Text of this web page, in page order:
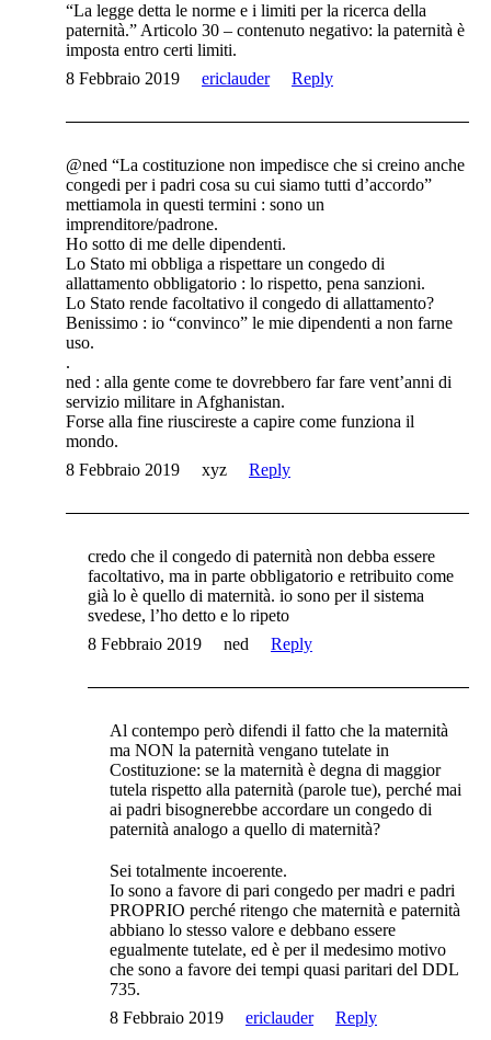
“La legge detta le norme e i limiti per la ricerca della
paternità.” Articolo 30 – contenuto negativo: la paternità è
imposta entro certi limiti.
8 Febbraio 2019
ericlauder Reply
@ned “La costituzione non impedisce che si creino anche
congedi per i padri cosa su cui siamo tutti d’accordo”
mettiamola in questi termini : sono un
imprenditore/padrone.
Ho sotto di me delle dipendenti.
Lo Stato mi obbliga a rispettare un congedo di
allattamento obbligatorio : lo rispetto, pena sanzioni.
Lo Stato rende facoltativo il congedo di allattamento?
Benissimo : io “convinco” le mie dipendenti a non farne
uso.
.
ned : alla gente come te dovrebbero far fare vent’anni di
servizio militare in Afghanistan.
Forse alla fine riuscireste a capire come funziona il
mondo.
8 Febbraio 2019
xyz Reply
credo che il congedo di paternità non debba essere
facoltativo, ma in parte obbligatorio e retribuito come
già lo è quello di maternità. io sono per il sistema
svedese, l’ho detto e lo ripeto
8 Febbraio 2019
ned Reply
Al contempo però difendi il fatto che la maternità
ma NON la paternità vengano tutelate in
Costituzione: se la maternità è degna di maggior
tutela rispetto alla paternità (parole tue), perché mai
ai padri bisognerebbe accordare un congedo di
paternità analogo a quello di maternità?
Sei totalmente incoerente.
Io sono a favore di pari congedo per madri e padri
PROPRIO perché ritengo che maternità e paternità
abbiano lo stesso valore e debbano essere
egualmente tutelate, ed è per il medesimo motivo
che sono a favore dei tempi quasi paritari del DDL
735.
8 Febbraio 2019
ericlauder Reply